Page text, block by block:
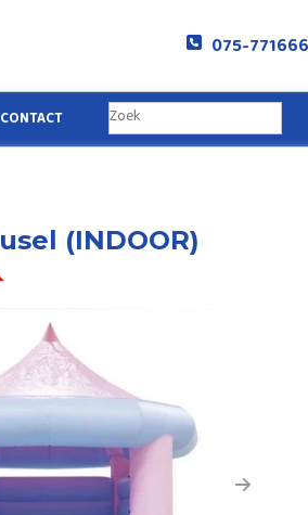
075-
CONTACT
(INDOOR)
Next